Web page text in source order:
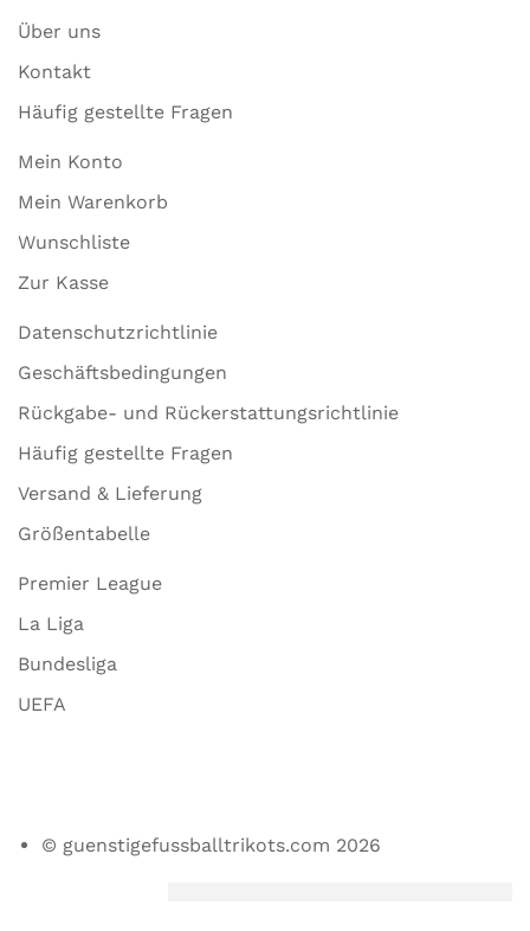
Über uns
Kontakt
Häufig gestellte Fragen
Mein Konto
Mein Warenkorb
Wunschliste
Zur Kasse
Datenschutzrichtlinie
Geschäftsbedingungen
Rückgabe- und Rückerstattungsrichtlinie
Häufig gestellte Fragen
Versand & Lieferung
Größentabelle
Premier League
La Liga
Bundesliga
UEFA
© guenstigefussballtrikots.com 2026